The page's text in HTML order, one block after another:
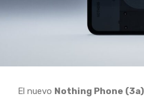
El nuevo Nothing Phone